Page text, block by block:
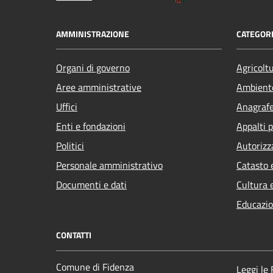
AMMINISTRAZIONE
Organi di governo
Aree amministrative
Uffici
Enti e fondazioni
Politici
Personale amministrativo
Documenti e dati
Appalti
Catasto
Cultura
CONTATTI
Comune di Fidenza Leggi le